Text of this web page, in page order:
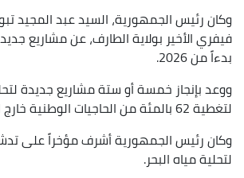
وكان رئيس الجمهورية، السيد عبد المجيد
فيفري الأخير بولاية الطارف، عن مشاريع جديدة
بدءاً من 2026.
ووعد بإنجاز خمسة أو ستة مشاريع جديدة
لتغطية 62 بالمئة من الحاجيات الوطنية خارج المياه الجوفية.
وكان رئيس الجمهورية أشرف مؤخراً على
لتحلية مياه البحر.